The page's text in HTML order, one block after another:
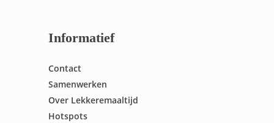
Informatief
Contact
Samenwerken
Over Lekkeremaaltijd
Hotspots